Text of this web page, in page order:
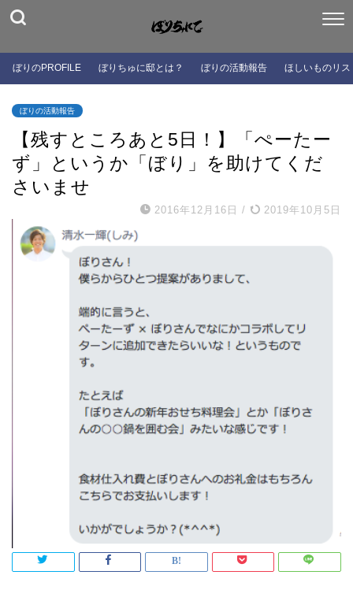
ぼりのPROFILE ぼりちゅに邸とは？ ぼりの活動報告 ほしいものリス
ぼりの活動報告
【残すところあと5日！】「ぺーたー
ず」というか「ぼり」を助けてくだ
さいませ
2016年12月16日 / 2019年10月5日